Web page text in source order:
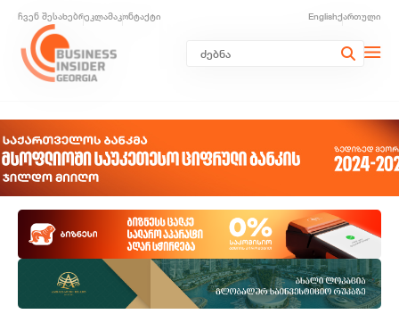
ჩვენ შესახებრეკლამაკონტაქტი Englishქართული